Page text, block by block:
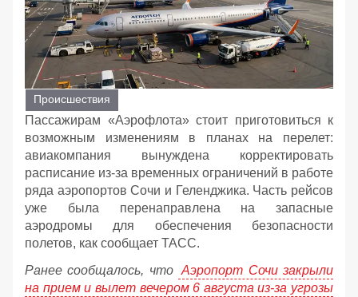
Происшествия
Пассажирам «Аэрофлота» стоит приготовиться к
возможным изменениям в планах на перелет:
авиакомпания вынуждена корректировать
расписание из-за временных ограничений в работе
ряда аэропортов Сочи и Геленджика. Часть рейсов
уже была перенаправлена на запасные
аэродромы для обеспечения безопасности
полетов, как сообщает ТАСС.
Ранее сообщалось, что
Аэропорт Сочи закрыли
на прием и вылет вечером 6 августа из-за угрозы